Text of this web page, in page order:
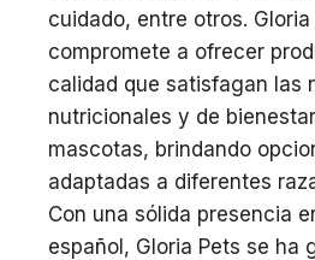
cuidado, entre otros. Gloria
compromete a ofrecer
calidad que satisfagan las
nutricionales y de
mascotas, brindando
adaptadas a diferentes
Con una sólida presencia
español, Gloria Pets se ha